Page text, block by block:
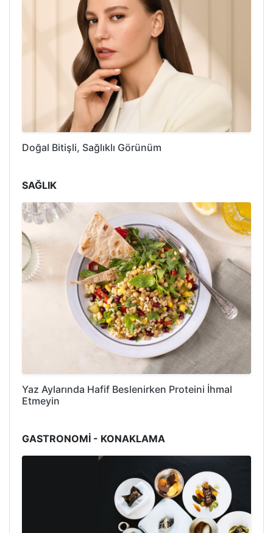
Doğal Bitişli, Sağlıklı Görünüm
SAĞLIK
Yaz Aylarında Hafif Beslenirken Proteini İhmal
Etmeyin
GASTRONOMİ - KONAKLAMA